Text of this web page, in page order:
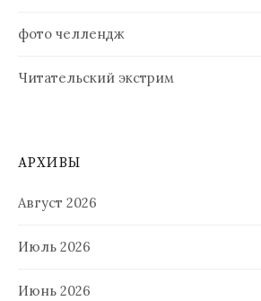
фото челлендж
Читательский экстрим
АРХИВЫ
Август 2026
Июль 2026
Июнь 2026